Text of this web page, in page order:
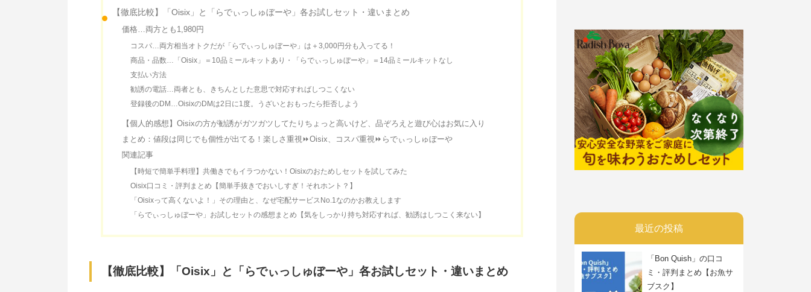
【徹底比較】「Oisix」と「らでぃっしゅぼーや」各お試しセット・違いまとめ
価格…両方とも1,980円
コスパ…両方相当オトクだが「らでぃっしゅぼーや」は＋3,000円分も入ってる！
商品・品数…「Oisix」＝10品ミールキットあり・「らでぃっしゅぼーや」＝14品ミールキットなし
支払い方法
勧誘の電話…両者とも、きちんとした意思で対応すればしつこくない
登録後のDM…OisixのDMは2日に1度。うざいとおもったら拒否しよう
【個人的感想】Oisixの方が勧誘がガツガツしてたりちょっと高いけど、品ぞろえと遊び心はお気に入り
まとめ：値段は同じでも個性が出てる！楽しさ重視⏩Oisix、コスパ重視⏩らでぃっしゅぼーや
関連記事
【時短で簡単手料理】共働きでもイラつかない！Oisixのおためしセットを試してみた
Oisix口コミ・評判まとめ【簡単手抜きでおいしすぎ！それホント？】
「Oisixって高くないよ！」その理由と、なぜ宅配サービスNo.1なのかお教えします
「らでぃっしゅぼーや」お試しセットの感想まとめ【気をしっかり持ち対応すれば、勧誘はしつこく来ない】
【徹底比較】「Oisix」と「らでぃっしゅぼーや」各お試しセット・違いまとめ
最近の投稿
「Bon Quish」の口コ
ミ・評判まとめ【お魚サ
ブスク】